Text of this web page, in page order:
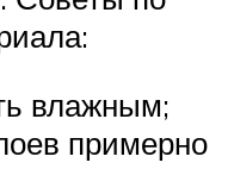
влажным;
примерно